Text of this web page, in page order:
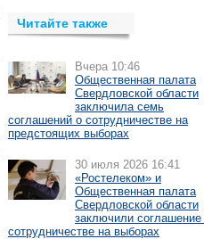
Читайте также
Вчера 10:46
Общественная палата
Свердловской области
заключила семь
соглашений о сотрудничестве на
предстоящих выборах
30 июля 2026 16:41
«Ростелеком» и
Общественная палата
Свердловской области
заключили соглашение
сотрудничестве на выборах